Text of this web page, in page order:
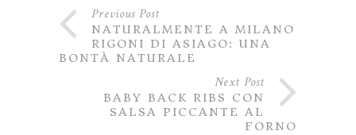
Previous Post
NATURALMENTE A MILANO
RIGONI DI ASIAGO: UNA
BONTÀ NATURALE
Next Post
BABY BACK RIBS CON
SALSA PICCANTE AL
FORNO